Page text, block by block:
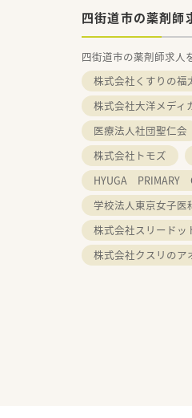
四街道市の薬剤師
四街道市の薬剤師求人
株式会社くすりの福
株式会社大洋メディ
医療法人社団聖仁会
株式会社トモズ
HYUGA PRIMARY
学校法人東京女子医
株式会社スリードッ
株式会社クスリのア